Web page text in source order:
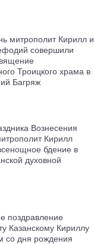
митрополит Кирилл и
совершили
Троицкого храма в
Багряж
Вознесения
Кирилл
бдение в
духовной
поздравление
Казанскому Кириллу
со дня рождения